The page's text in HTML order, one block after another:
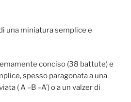
una miniatura semplice e
conciso (38 battute) e
spesso paragonata a una
( A –B –A’) o a un valzer di